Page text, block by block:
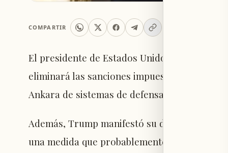
COMPARTIR
El presidente de Estados Unidos, Donald
eliminará las sanciones impuestas a Turquía
Ankara de sistemas de defensa aérea rusos,
Además, Trump manifestó su disposición
una medida que probablemente enfrentará